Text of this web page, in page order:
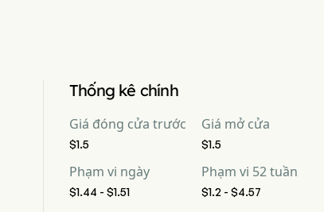
Thống kê chính
Giá đóng cửa trước
$1.5
Giá mở cửa
$1.5
Phạm vi ngày
$1.44 - $1.51
Phạm vi 52 tuần
$1.2 - $4.57